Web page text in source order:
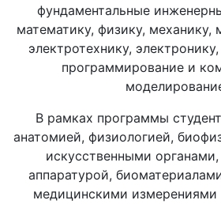
фундаментальные
математику, физику, механику,
электротехнику,
программирование и
В рамках программы
анатомией, физиологией,
искусственными
аппаратурой,
медицинскими